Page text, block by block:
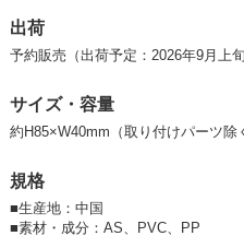
の出荷となるため、出荷時期がご案
す。
景品・アミューズメント業界への販
予めご理解の上、ご購入いただきま
＃ハセプロ
＃サンリオ
＃Sanrio
＃ハローキティ
出荷
予約販売（出荷予定：2026年9月上旬
サイズ・容量
約H85×W40mm（取り付けパーツ除
規格
■生産地：中国
■素材・成分：AS、PVC、PP